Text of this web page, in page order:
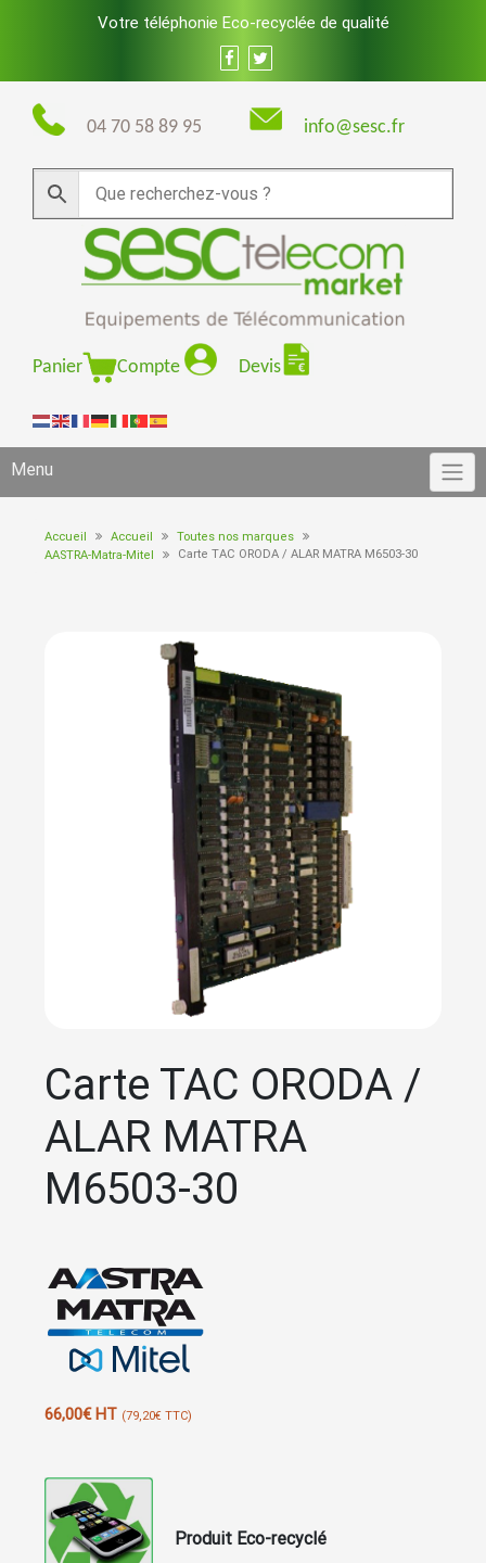
Votre téléphonie Eco-recyclée de qualité
04 70 58 89 95 info@sesc.fr
Panier Compte Devis
Menu
Accueil Accueil
Toutes nos marques
AASTRA-Matra-Mitel
Carte TAC ORODA / ALAR MATRA M6503-30
Carte TAC ORODA /
ALAR MATRA
M6503-30
66,00€HT (79,20€ TTC)
Produit Eco-recyclé